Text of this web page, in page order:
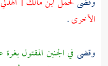
الأخرى.
وقضى في الجنين المقتول